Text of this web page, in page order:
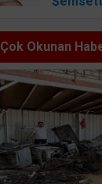
Osman
ALLAH
YERDE
OLUR
Çok Okunan